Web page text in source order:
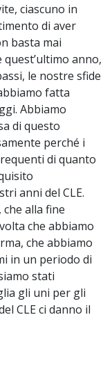
ciascuno in
di aver
basta mai
anno,
le nostre sfide
fatta
Abbiamo
di questo
perché i
di quanto
anni del CLE.
alla fine
che abbiamo
che abbiamo
in un periodo di
stati
gli uni per gli
CLE ci danno il